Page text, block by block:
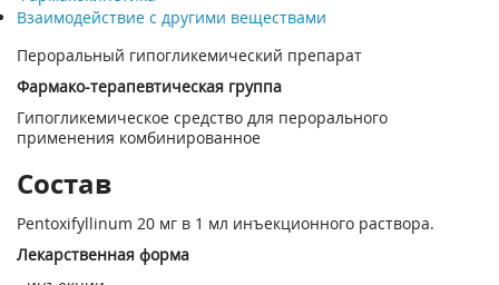
Взаимодействие с другими веществами
Пероральный гипогликемический препарат
Фармако-терапевтическая группа
Гипогликемическое средство для перорального
применения комбинированное
Состав
Pentoxifyllinum 20 мг в 1 мл инъекционного раствора.
Лекарственная форма